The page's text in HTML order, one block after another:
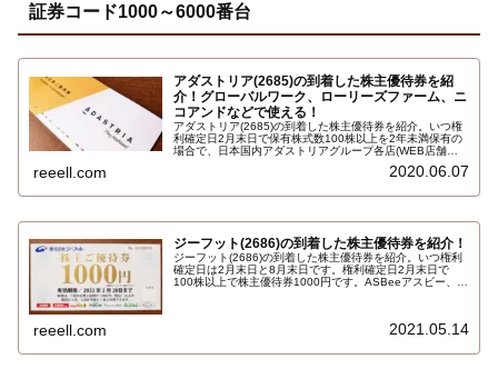
証券コード1000～6000番台
アダストリア(2685)の到着した株主優待券を紹
介！グローバルワーク、ローリーズファーム、ニ
コアンドなどで使える！
アダストリア(2685)の到着した株主優待券を紹介。いつ権
利確定日2月末日で保有株式数100株以上を2年未満保有の
場合で、日本国内アダストリアグループ各店(WEB店舗は
相当です。対象店舗はグローバルワーク、ローリーズファ
reeell.com 2020.06.07
ジーフット(2686)の到着した株主優待券を紹介！
ジーフット(2686)の到着した株主優待券を紹介。いつ権利
確定日は2月末日と8月末日です。権利確定日2月末日で
100株以上で株主優待券1000円です。ASBeeアスビー、ア
reeell.com 2021.05.14